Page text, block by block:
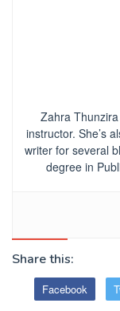
Zahra
instructor. She’s
writer for several
degree in
Share this:
Facebook